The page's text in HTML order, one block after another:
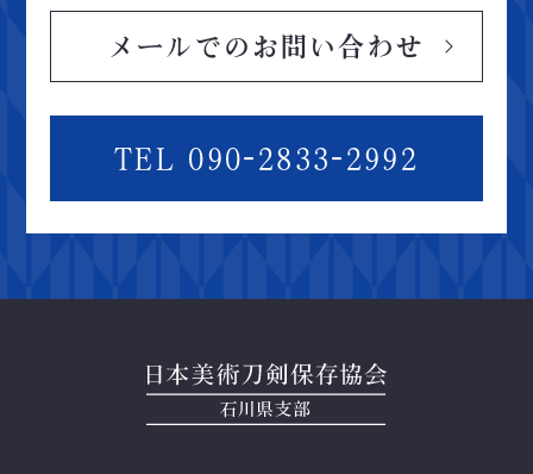
メールでのお問い合わせ
TEL 090-2833-2992